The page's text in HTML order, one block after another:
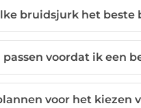
bruidsjurk het beste
voordat ik een
voor het kiezen